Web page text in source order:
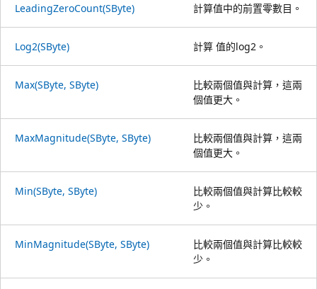
LeadingZeroCount(SByte) 計算值中的前置零數目。
Log2(SByte) 計算 值的log2。
Max(SByte, SByte)
比較兩個值與計算，這兩
個值更大。
MaxMagnitude(SByte, SByte)
比較兩個值與計算，這兩
個值更大。
Min(SByte, SByte)
比較兩個值與計算比較較
少。
MinMagnitude(SByte, SByte)
比較兩個值與計算比較較
少。